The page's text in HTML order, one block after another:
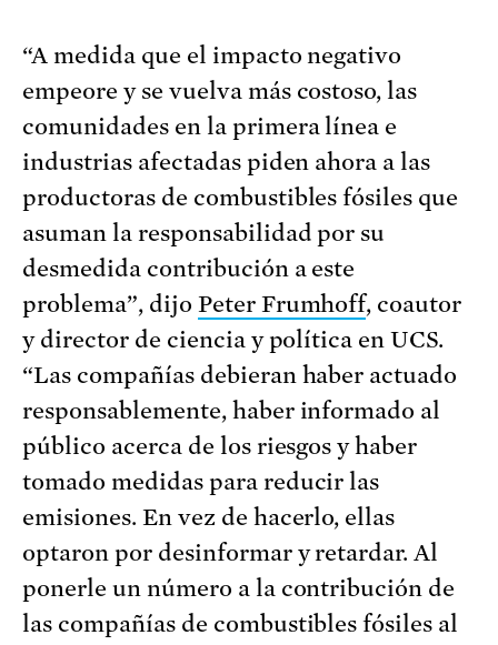
“A medida que el impacto negativo
empeore y se vuelva más costoso, las
comunidades en la primera línea e
industrias afectadas piden ahora a las
productoras de combustibles fósiles que
asuman la responsabilidad por su
desmedida contribución a este
problema”, dijo Peter Frumhoff, coautor
y director de ciencia y política en UCS.
“Las compañías debieran haber actuado
responsablemente, haber informado al
público acerca de los riesgos y haber
tomado medidas para reducir las
emisiones. En vez de hacerlo, ellas
optaron por desinformar y retardar. Al
ponerle un número a la contribución de
las compañías de combustibles fósiles al